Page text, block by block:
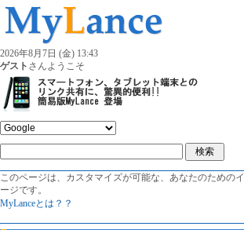
2026年8月7日 (金) 13:43
ゲスト さんようこそ
このページは、カスタマイズが可能な、あなたのための
ージです。
MyLanceとは？？